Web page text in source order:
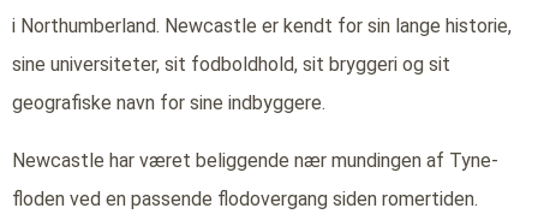
i Northumberland. Newcastle er kendt for sin lange historie,
sine universiteter, sit fodboldhold, sit bryggeri og sit
geografiske navn for sine indbyggere.
Newcastle har været beliggende nær mundingen af Tyne-
floden ved en passende flodovergang siden romertiden.